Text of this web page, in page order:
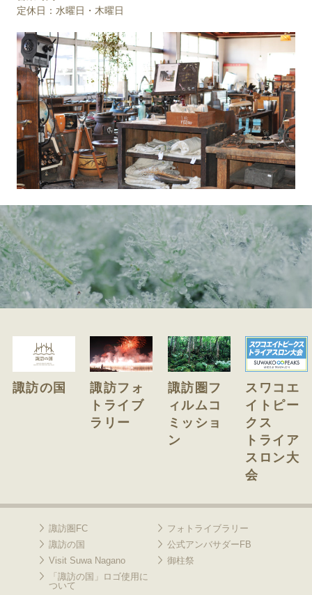
定休日：水曜日・木曜日
諏訪の国
諏訪フォ
トライブ
ラリー
諏訪圏フ
ィルムコ
ミッショ
ン
スワコエ
イトピー
クス
トライア
スロン大
会
諏訪圏FC
フォトライブラリー
諏訪の国
公式アンバサダーFB
Visit Suwa Nagano
御柱祭
「諏訪の国」ロゴ使用に
ついて